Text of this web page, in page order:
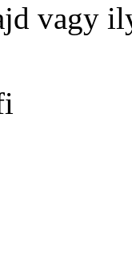
vagy